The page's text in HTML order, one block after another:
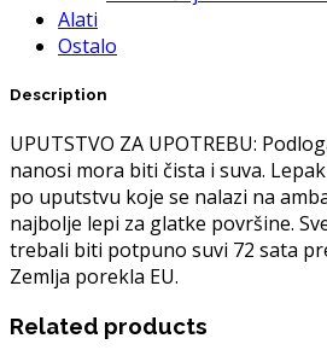
Alati
Ostalo
Description
UPUTSTVO ZA UPOTREBU:
nanosi mora biti čista i suva.
po uputstvu koje se nalazi na
najbolje lepi za glatke površine.
trebali biti potpuno suvi 72 sata
Zemlja porekla EU.
Related products